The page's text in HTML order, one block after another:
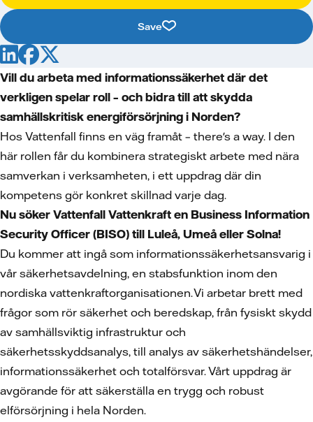
Save
Vill du arbeta med informationssäkerhet där det
verkligen spelar roll – och bidra till att skydda
samhällskritisk energiförsörjning i Norden?
Hos Vattenfall finns en väg framåt – there's a way. I den
här rollen får du kombinera strategiskt arbete med nära
samverkan i verksamheten, i ett uppdrag där din
kompetens gör konkret skillnad varje dag.
Nu söker Vattenfall Vattenkraft en Business Information
Security Officer (BISO) till Luleå, Umeå eller Solna!
Du kommer att ingå som informationssäkerhetsansvarig i
vår säkerhetsavdelning, en stabsfunktion inom den
nordiska vattenkraftorganisationen. Vi arbetar brett med
frågor som rör säkerhet och beredskap, från fysiskt skydd
av samhällsviktig infrastruktur och
säkerhetsskyddsanalys, till analys av säkerhetshändelser,
informationssäkerhet och totalförsvar. Vårt uppdrag är
avgörande för att säkerställa en trygg och robust
elförsörjning i hela Norden.